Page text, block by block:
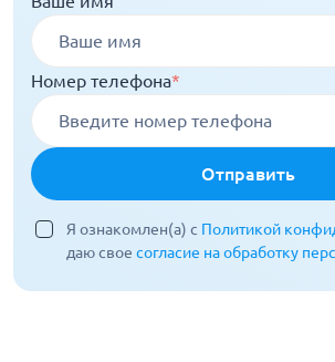
Номер телефона*
Отправить
Я ознакомлен(а) с Политикой
даю свое согласие на обработку